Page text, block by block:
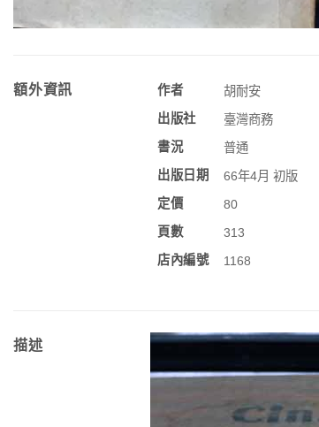
額外資訊 作者
胡耐安
出版社
臺灣商務
書況
普通
出版日期
66年4月 初版
定價
80
頁數
313
店內編號
1168
描述